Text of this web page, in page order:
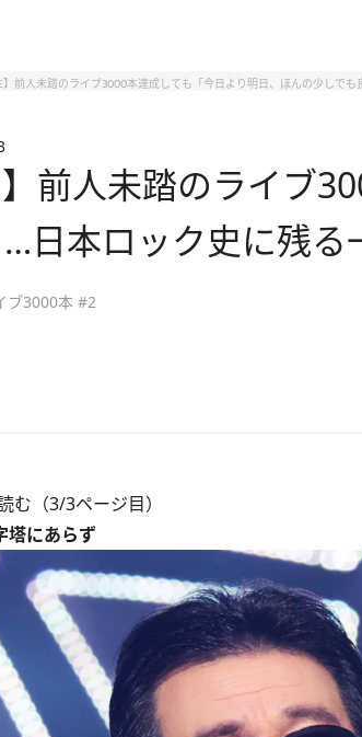
】前人未踏のライブ3000本達成しても「今日より明日、ほんの少しで
】前人未踏のライブ
日本ロック史に残る
ブ3000本 #2
む（3/3ページ目）
にあらず